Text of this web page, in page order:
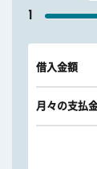
1
借入金額
月々の支払